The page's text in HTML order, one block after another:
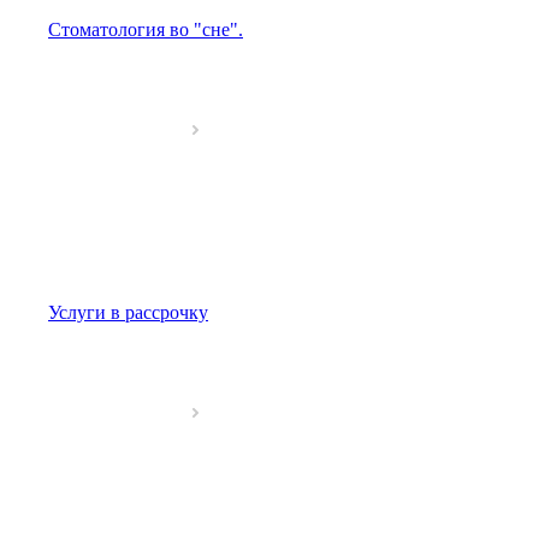
Стоматология во "сне".
Услуги в рассрочку